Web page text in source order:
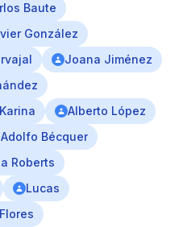
Baute
González
Joana Jiménez
Karina
Alberto López
Bécquer
Roberts
Lucas